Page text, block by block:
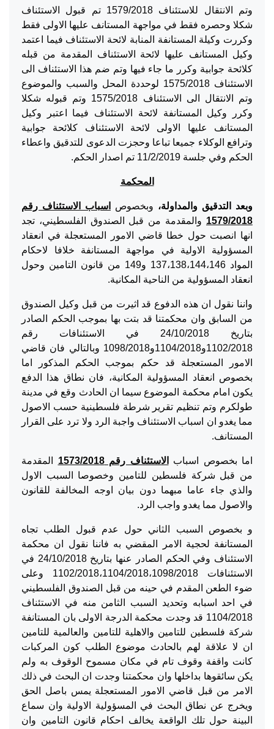
وتم الانتقال للاستئناف 1579/2018 تم قبول الاستئناف
شكلا وحصره فقط في مواجهة المستانف عليها الاولى فقط
وكررت وكيلة المستانفة المنابة لائحة الاستئناف فيما اعتمد
وكيل المستانف عليها لائحة الاستئناف المقدمة من قبله
كلائحة جوابية وكرر ما جاء فيها وتم ضم هذا الاستئناف الى
الاستئناف 1575/2018 لوحددة المحل والسبب والموضوع
وتم الانتقال الى الاستئناف 1575/2018 وتم قبوله شكلا
وكرر وكيل المستانفة لائحة الاستئناف فيما اعتبر وكيل
المستانف عليها الاولى لائحة الاستئناف كلائحة جوابية
وترافع الوكلاء جميعا تباعا وحجزت الدعوى للتدقيق واعطاء
الحكم وفي جلسة 11/2/2019 تم اصدار الحكم.
المحكمة
وبعد التدقيق والمداولة، وبخصوص
اسباب الاستئناف رقم
1579/2018 والمقدمة من قبل الصندوق الفلسطيني، تجد
انها انصبت حول خطا قاضي الامور المستعجلة في انعقاد
المسؤولية الاولية في مواجهة المستانفة خلافا لاحكام
المواد 137،138،144،146 و149 من قانون التامين وحول
انعقاد المسؤولية من الناحية المكانية.
واننا نقول ان هذه الدفوع قد اثيرت من قبل وكيل الصندوق
من السابق وان محكمتنا قد بتت بها بموجب الحكم الصادر
بتاريخ 24/10/2018 في الاستئنافات رقم
1102/2018و1104/2018و1098/2018 وبالتالي فان قاضي
الامور المستعجلة قد حكم بموجب الحكم المذكور اما
بخصوص انعقاد المسؤولية المكانية، فان نطاق هذا الدفع
يكون امام محكمة الموضوع سيما ان الحادث وقع في مدينة
طولكرم وتم تنظيم تقرير شرطة فلسطينية حسب الاصول
مما يغدو ان اسباب الاستئناف واجبة الرد ولا ترد على القرار
المستانف.
اما بخصوص اسباب الاستئناف رقم 1573/2018
المقدمة
من قبل شركة فلسطين للتامين وخصوصا السبب الاول
والذي جاء عاما مبهما دون بيان اوجه المخالفة للقانون
والاصول مما يغدو واجب الرد.
و بخصوص السبب الثاني حول عدم قبول الطلب تجاه
المستانفة لحجية الامر المقضي به فاننا نقول ان محكمة
الاستئناف وفي الحكم الصادر عنها بتاريخ 24/10/2018 في
الاستئنافات 1102/2018،1104/2018،1098/2018 وعلى
ضوء الطعن المقدم في حينه من قبل الصندوق الفلسطيني
في احد اسبابه وتحديد السبب الثامن منه في الاستئناف
1104/2018 قد وجدت محكمة الدرجة الاولى بان المستانفة
شركة فلسطين للتامين والاهلية للتامين والعالمية للتامين
ان لا علاقة لهم بالحادث موضوع الطلب كون المركبات
كانت واقفة وقوف تام في مكان مسموح الوقوف به ولم
يكن سائقوها بداخلها وان محكمتنا وجدت ان البحث في ذلك
الامر من قبل قاضي الامور المستعجلة يمس باصل الحق
ويخرج عن نطاق البحث في المسؤولية الاولية وان سماع
البينة حول تلك الواقعة يخالف احكام قانون التامين وان